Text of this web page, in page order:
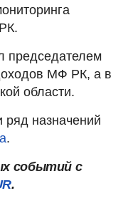
председателем
МФ РК, а в
области.
назначений
.
событий с
.